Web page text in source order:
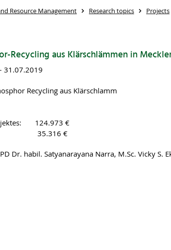
Resource Management Research topics Projects
Recycling aus Klärschlämmen in
31.07.2019
Recycling aus Klärschlamm
124.973 €
35.316 €
PD Dr. habil. Satyanarayana Narra, M.Sc. Vicky S.